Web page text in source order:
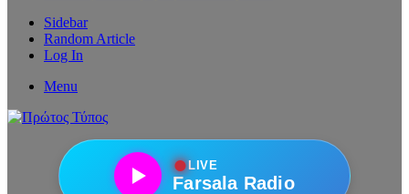
Sidebar
Random Article
Log In
Menu
●LIVE
Farsala Radio